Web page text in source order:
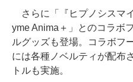
さらに「『ヒプノシスマ
yme Anima＋」とのコラボ
ルグッズも登場。コラボフ
には各種ノベルティが配布
トルも実施。